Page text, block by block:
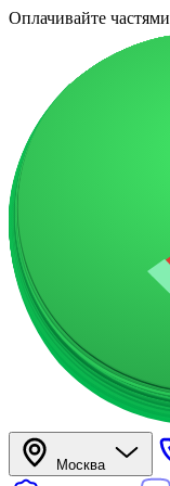
Оплачивайте частями
Москва